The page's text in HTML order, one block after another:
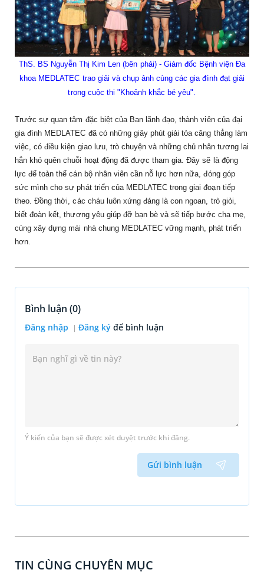
ThS. BS Nguyễn Thị Kim Len (bên phải) - Giám đốc Bệnh viện Đa
khoa MEDLATEC trao giải và chụp ảnh cùng các gia đình đạt giải
trong cuộc thi "Khoảnh khắc bé yêu".
Trước sự quan tâm đặc biệt của Ban lãnh đạo,thành viên của đại
gia đình MEDLATEC đã có những giây phút giải tỏa căng thẳng làm
việc, có điều kiện giao lưu, trò chuyện và những chủ nhân tương lai
hẳn khó quên chuỗi hoạt động đã được tham gia. Đây sẽ là động
lực đểtoàn thể cán bộ nhân viên cần nỗ lực hơn nữa, đóng góp
sức mình cho sự phát triển của MEDLATEC trong giai đoạn tiếp
theo. Đồng thời, các cháu luôn xứng đáng là con ngoan, trò giỏi,
biết đoàn kết, thương yêu giúp đỡ bạn bè và sẽ tiếp bước cha mẹ,
cùng xây dựng mái nhà chung MEDLATEC vững mạnh, phát triển
hơn.
Bình luận (0)
Đăng nhập Đăng ký để bình luận
Ý kiến của bạn sẽ được xét duyệt trước khi đăng.
Gửi bình luận
TIN CÙNG CHUYÊN MỤC